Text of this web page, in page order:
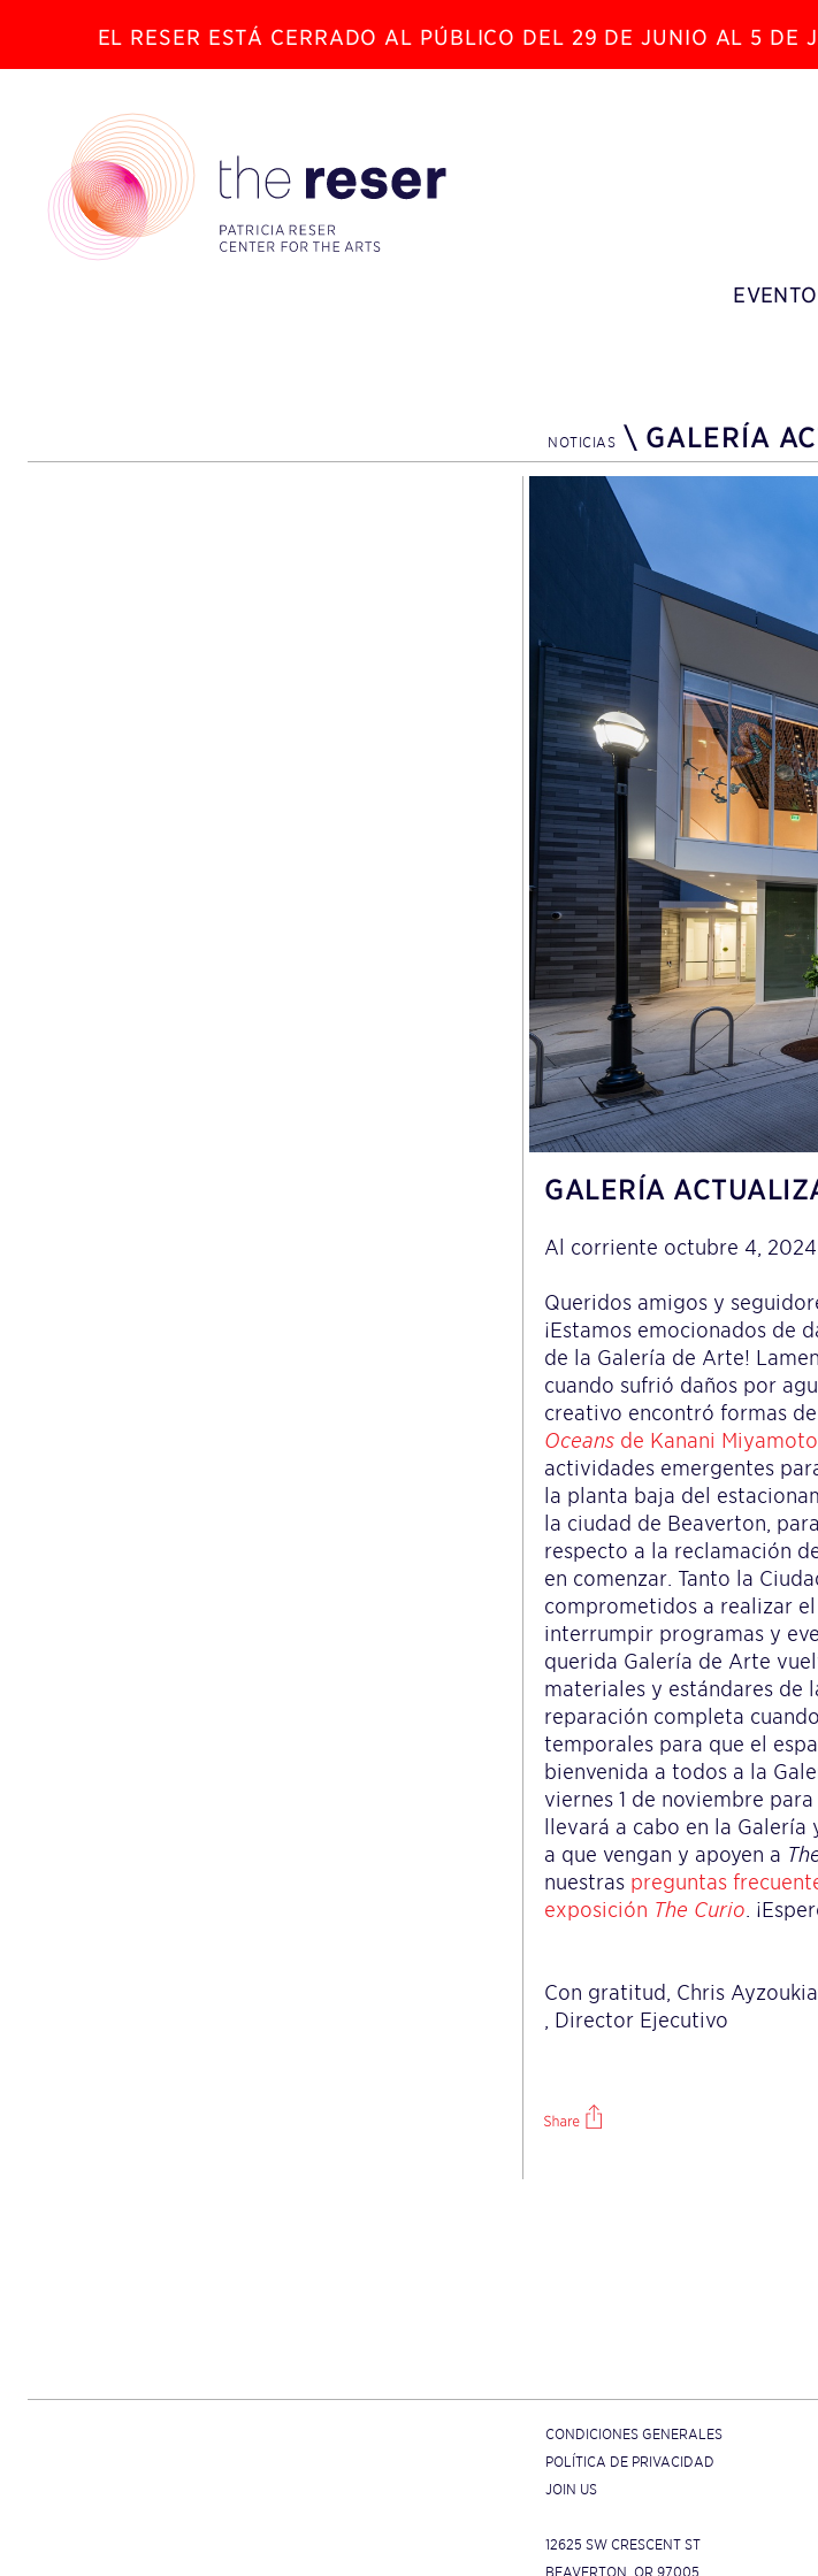
EL RESER ESTÁ CERRADO AL PÚBLICO DEL 29 DE JUNIO AL 5
NOTICIAS \ GALERÍA
GALERÍA
Al corriente octubre 4, 2024
Queridos amigos y
¡Estamos emocionados de
de la Galería de Arte!
cuando sufrió daños por
creativo encontró formas
Oceans de Kanani Miyamoto
actividades emergentes
la planta baja del
la ciudad de Beaverton,
respecto a la reclamación
en comenzar. Tanto la
comprometidos a realizar
interrumpir programas y
querida Galería de Arte
materiales y estándares de
reparación completa
temporales para que el
bienvenida a todos a la
viernes 1 de noviembre para
llevará a cabo en la
a que vengan y apoyen a
nuestras preguntas
exposición The Curio.
Con gratitud, Chris
, Director Ejecutivo
CONDICIONES GENERALES
POLÍTICA DE PRIVACIDAD
JOIN US
12625 SW CRESCENT ST
BEAVERTON, OR 97005